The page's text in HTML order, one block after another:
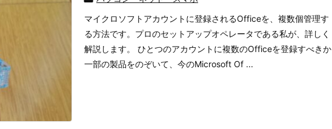
マイクロソフトアカウントに登録されるOfficeを、複数個管理す
る方法です。プロのセットアップオペレータである私が、詳しく
解説します。 ひとつのアカウントに複数のOfficeを登録すべきか
一部の製品をのぞいて、今のMicrosoft Of ...